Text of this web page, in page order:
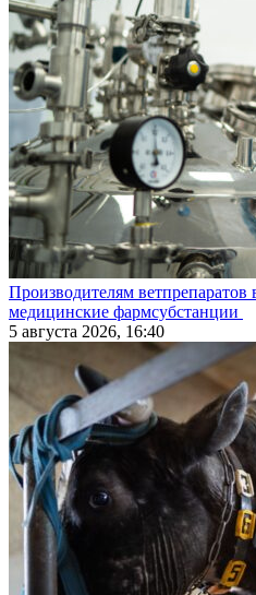
Производителям
медицинские фармсубстанции
5 августа 2026, 16:40